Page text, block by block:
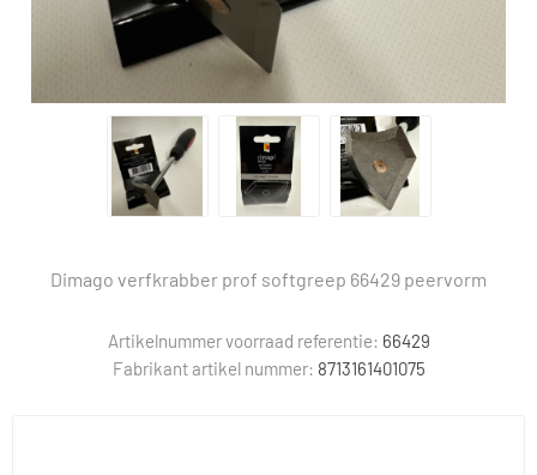
Dimago verfkrabber prof softgreep 66429 peervorm
Artikelnummer voorraad referentie: 66429
Fabrikant artikel nummer: 8713161401075